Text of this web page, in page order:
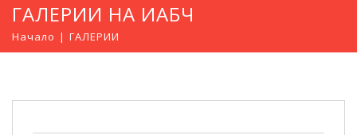
ГАЛЕРИИ НА ИАБЧ
Начало ГАЛЕРИИ